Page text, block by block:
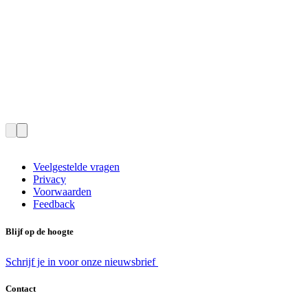
Veelgestelde vragen
Privacy
Voorwaarden
Feedback
Blijf op de hoogte
Schrijf je in voor onze nieuwsbrief
Contact